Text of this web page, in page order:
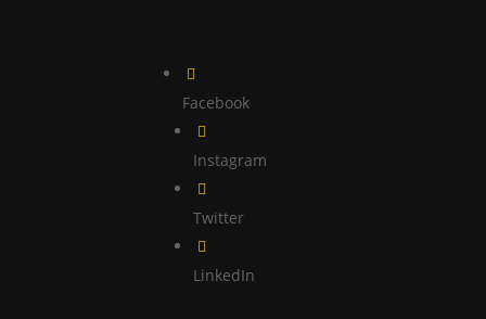

Facebook

Instagram

Twitter

LinkedIn